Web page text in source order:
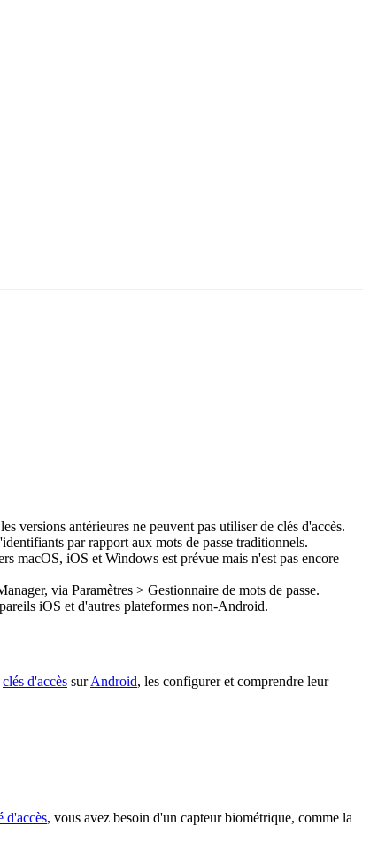
versions antérieures ne peuvent pas utiliser de clés d'accès.
par rapport aux mots de passe traditionnels.
macOS, iOS et Windows est prévue mais n'est pas encore
via Paramètres > Gestionnaire de mots de passe.
iOS et d'autres plateformes non-Android.
clés d'accès surAndroid, les configurer et comprendre leur
d'accès, vous avez besoin d'un capteur biométrique, comme la